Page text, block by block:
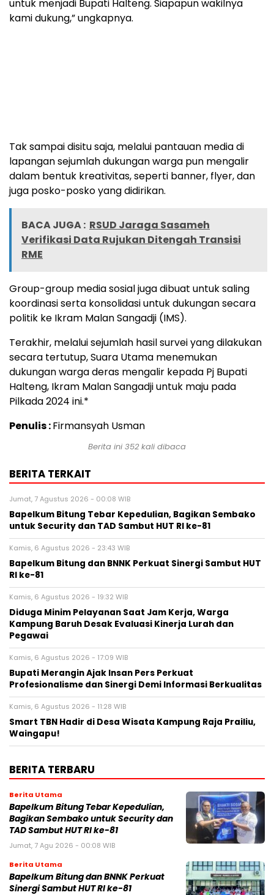
untuk menjadi Bupati Halteng. Siapapun wakilnya
kami dukung,” ungkapnya.
Tak sampai disitu saja, melalui pantauan media di
lapangan sejumlah dukungan warga pun mengalir
dalam bentuk kreativitas, seperti banner, flyer, dan
juga posko-posko yang didirikan.
BACA JUGA : RSUD Jaraga Sasameh
Verifikasi Data Rujukan Ditengah Transisi
RME
Group-group media sosial juga dibuat untuk saling
koordinasi serta konsolidasi untuk dukungan secara
politik ke Ikram Malan Sangadji (IMS).
Terakhir, melalui sejumlah hasil survei yang dilakukan
secara tertutup, Suara Utama menemukan
dukungan warga deras mengalir kepada Pj Bupati
Halteng, Ikram Malan Sangadji untuk maju pada
Pilkada 2024 ini.*
Penulis :Firmansyah Usman
Berita ini 352 kali dibaca
BERITA TERKAIT
Jumat, 7 Agustus 2026 - 00:08 WIB
Bapelkum Bitung Tebar Kepedulian, Bagikan Sembako
untuk Security dan TAD Sambut HUT RI ke-81
Kamis, 6 Agustus 2026 - 23:43 WIB
Bapelkum Bitung dan BNNK Perkuat Sinergi Sambut HUT
RI ke-81
Kamis, 6 Agustus 2026 - 19:32 WIB
Diduga Minim Pelayanan Saat Jam Kerja, Warga
Kampung Baruh Desak Evaluasi Kinerja Lurah dan
Pegawai
Kamis, 6 Agustus 2026 - 17:09 WIB
Bupati Merangin Ajak Insan Pers Perkuat
Profesionalisme dan Sinergi Demi Informasi Berkualitas
Kamis, 6 Agustus 2026 - 11:28 WIB
Smart TBN Hadir di Desa Wisata Kampung Raja Prailiu,
Waingapu!
BERITA TERBARU
Berita Utama
Bapelkum Bitung Tebar Kepedulian,
Bagikan Sembako untuk Security dan
TAD Sambut HUT RI ke-81
Jumat, 7 Agu 2026 - 00:08 WIB
Berita Utama
Bapelkum Bitung dan BNNK Perkuat
Sinergi Sambut HUT RI ke-81